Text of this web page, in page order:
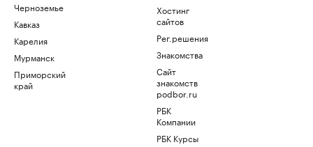
Черноземье
Кавказ
Карелия
Мурманск
Приморский
край
Хостинг
сайтов
Рег.решения
Знакомства
Сайт
знакомств
podbor.ru
РБК
Компании
РБК Курсы